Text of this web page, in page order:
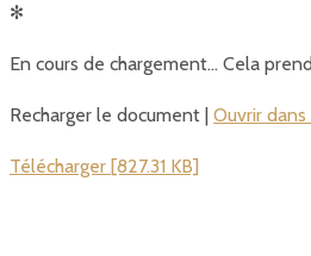
✻
En cours de chargement… Cela
Recharger le document | Ouvrir
Télécharger [827.31 KB]